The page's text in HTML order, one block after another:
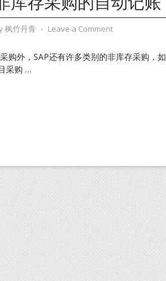
枫竹丹青 ⋅ Leave a Comment
购外，SAP还有许多类别的非库存采购，
采购 …